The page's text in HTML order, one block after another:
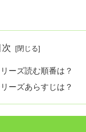
次
ーズ読む順番は？
ーズあらすじは？